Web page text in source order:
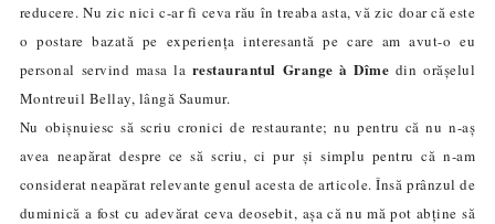
reducere. Nu zic nici c-ar fi ceva rău în treaba asta, vă zic doar că este
o postare bazată pe experiența interesantă pe care am avut-o eu
personal servind masa la restaurantul Grange à Dîme din orășelul
Montreuil Bellay, lângă Saumur.
Nu obișnuiesc să scriu cronici de restaurante; nu pentru că nu n-aș
avea neapărat despre ce să scriu, ci pur și simplu pentru că n-am
considerat neapărat relevante genul acesta de articole. Însă prânzul de
duminică a fost cu adevărat ceva deosebit, așa că nu mă pot abține să